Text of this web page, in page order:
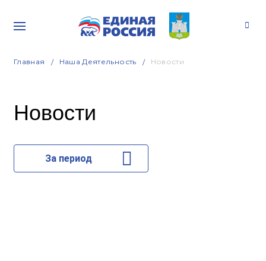
Главная Наша Деятельность Новости
Новости
За период